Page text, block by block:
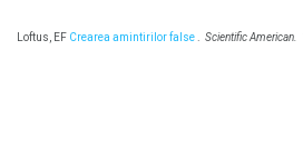
Loftus, EF Crearea amintirilor false Scientific American.